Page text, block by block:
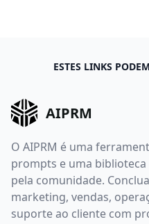
ESTES LINKS
AIPRM
O AIPRM é uma
prompts e uma
pela comunidade.
marketing, vendas,
suporte ao cliente com